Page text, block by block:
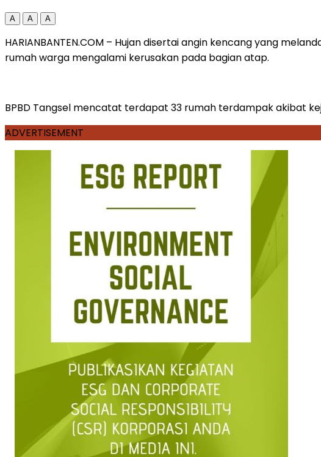
A A A
HARIANBANTEN.COM – Hujan disertai angin kencang yang
rumah warga mengalami kerusakan pada bagian atap.
BPBD Tangsel mencatat terdapat 33 rumah terdampak akibat
ADVERTISEMENT